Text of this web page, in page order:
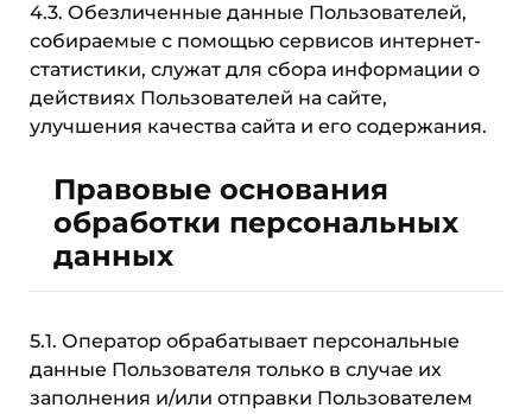
4.3. Обезличенные данные Пользователей,
собираемые с помощью сервисов интернет-
статистики, служат для сбора информации о
действиях Пользователей на сайте,
улучшения качества сайта и его содержания.
Правовые основания
обработки персональных
данных
5.1. Оператор обрабатывает персональные
данные Пользователя только в случае их
заполнения и/или отправки Пользователем